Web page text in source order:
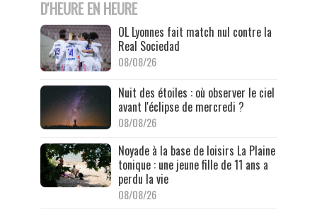
D'HEURE EN HEURE
OL Lyonnes fait match nul contre la
Real Sociedad
08/08/26
Nuit des étoiles : où observer le ciel
avant l'éclipse de mercredi ?
08/08/26
Noyade à la base de loisirs La Plaine
tonique : une jeune fille de 11 ans a
perdu la vie
08/08/26